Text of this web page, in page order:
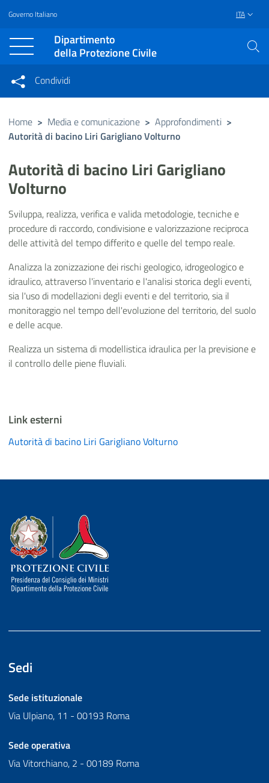
Vai al contenuto principale
Raggiungi il piè di pagina
Governo Italiano ITA
Dipartimento
della Protezione Civile
Condividi su Facebook
Condividi su Twitter
Condividi su LinkedIn
Condividi
Condividi sui social network
Home > Media e comunicazione > Approfondimenti >
Autorità di bacino Liri Garigliano Volturno
Autorità di bacino Liri Garigliano
Volturno
Sviluppa, realizza, verifica e valida metodologie, tecniche e
procedure di raccordo, condivisione e valorizzazione reciproca
delle attività del tempo differito e quelle del tempo reale.
Analizza la zonizzazione dei rischi geologico, idrogeologico e
idraulico, attraverso l'inventario e l'analisi storica degli eventi,
sia l'uso di modellazioni degli eventi e del territorio, sia il
monitoraggio nel tempo dell'evoluzione del territorio, del suolo
e delle acque.
Realizza un sistema di modellistica idraulica per la previsione e
il controllo delle piene fluviali.
Link esterni
Autorità di bacino Liri Garigliano Volturno
Dipartimento della Protezione Civile
Sedi
Sede istituzionale
Via Ulpiano, 11 - 00193 Roma
Sede operativa
Via Vitorchiano, 2 - 00189 Roma